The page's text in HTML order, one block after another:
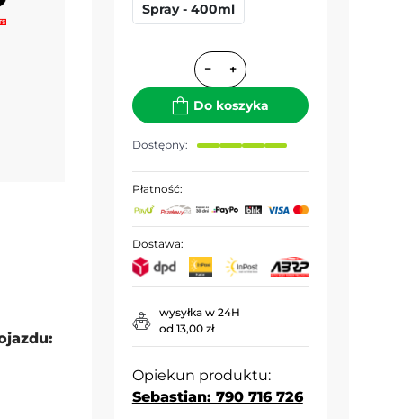
Spray - 400ml
− +
Do koszyka
Dostępny:
Płatność:
Dostawa:
wysyłka w 24H
od 13,00 zł
Opiekun produktu:
Sebastian: 790 716 726